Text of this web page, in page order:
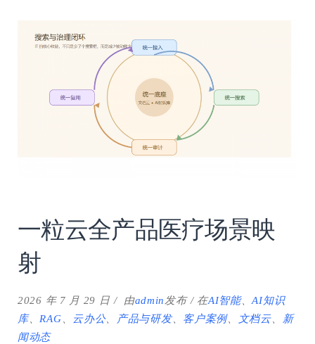
一粒云全产品医疗场景映
射
2026 年 7 月 29 日 由admin发布 在AI智能、AI知识
库、 RAG 云办公、 产品与研发、 客户案例、 文档云、
新
闻动态